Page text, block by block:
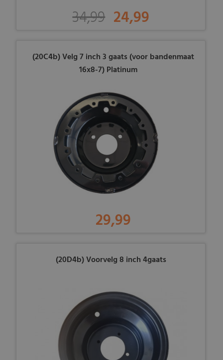
34,99 24,99
(20C4b) Velg 7 inch 3 gaats (voor bandenmaat
16x8-7) Platinum
29,99
(20D4b) Voorvelg 8 inch 4gaats